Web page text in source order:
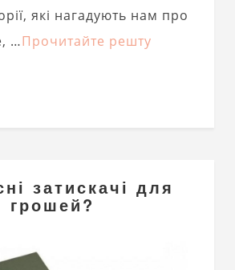
які нагадують нам про
…Прочитайте решту
затискачі для
грошей?